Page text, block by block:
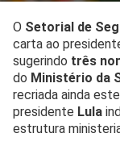
O Setorial de
carta ao
sugerindo três
do Ministério da
recriada ainda
presidente Lula
estrutura